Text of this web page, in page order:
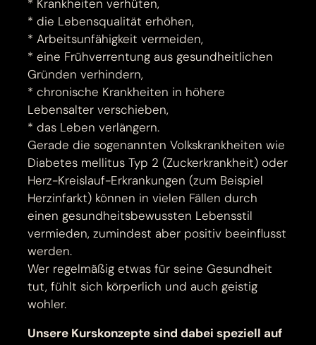
* Krankheiten verhüten,
* die Lebensqualität erhöhen,
* Arbeitsunfähigkeit vermeiden,
* eine Frühverrentung aus gesundheitlichen
Gründen verhindern,
* chronische Krankheiten in höhere
Lebensalter verschieben,
* das Leben verlängern.
Gerade die sogenannten Volkskrankheiten wie
Diabetes mellitus Typ 2 (Zuckerkrankheit) oder
Herz-Kreislauf-Erkrankungen (zum Beispiel
Herzinfarkt) können in vielen Fällen durch
einen gesundheitsbewussten Lebensstil
vermieden, zumindest aber positiv beeinflusst
werden.
Wer regelmäßig etwas für seine Gesundheit
tut, fühlt sich körperlich und auch geistig
wohler.
Unsere Kurskonzepte sind dabei speziell auf